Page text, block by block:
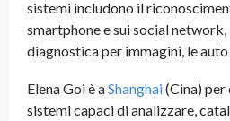
sistemi includono il
smartphone e sui social
diagnostica per immagini, le
Elena Goi è aShanghai(Cina) per
sistemi capaci di analizzare,